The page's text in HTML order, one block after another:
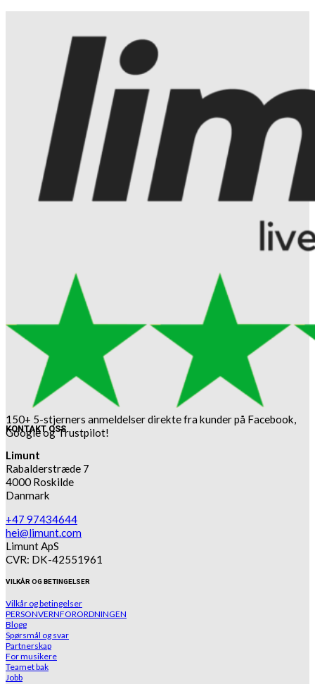
150+ 5-stjerners anmeldelser direkte fra kunder på Facebook,
Google og Trustpilot!
KONTAKT OSS
Limunt
Rabalderstræde 7
4000 Roskilde
Danmark
+47 97434644
hei@limunt.com
Limunt ApS
CVR: DK-42551961
VILKÅR OG BETINGELSER
Vilkår og betingelser
PERSONVERNFORORDNINGEN
Blogg
Spørsmål og svar
Partnerskap
For musikere
Teamet bak
Jobb